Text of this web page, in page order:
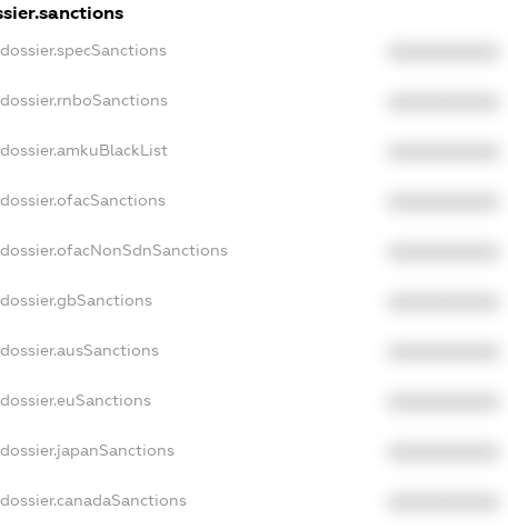
dossier.specSanctions
dossier.rnboSanctions
dossier.amkuBlackList
dossier.ofacSanctions
dossier.ofacNonSdnSanctions
dossier.gbSanctions
dossier.ausSanctions
dossier.euSanctions
dossier.japanSanctions
dossier.canadaSanctions